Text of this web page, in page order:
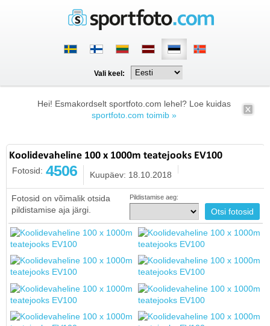
Vali keel:
Hei! Esmakordselt sportfoto.com lehel? Loe kuidas
sportfoto.com toimib »
Koolidevaheline 100 x 1000m teatejooks EV100
Fotosid: 4506 Kuupäev: 18.10.2018
Fotosid on võimalik otsida
pildistamise aja järgi.
Pildistamise aeg: